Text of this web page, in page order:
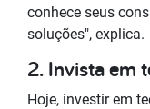
conhece seus
soluções", explica.
2. Invista em
Hoje, investir em